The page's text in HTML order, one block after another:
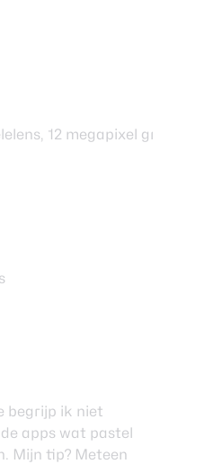
12 megapixel
begrijp ik niet
apps wat pastel
Mijn tip? Meteen